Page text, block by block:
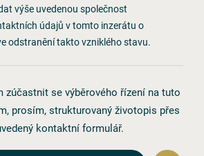
výše uvedenou společnost
údajů v tomto inzerátu o
odstranění takto vzniklého stavu.
zúčastnit se výběrového řízení na tuto
prosím, strukturovaný životopis přes
kontaktní formulář.